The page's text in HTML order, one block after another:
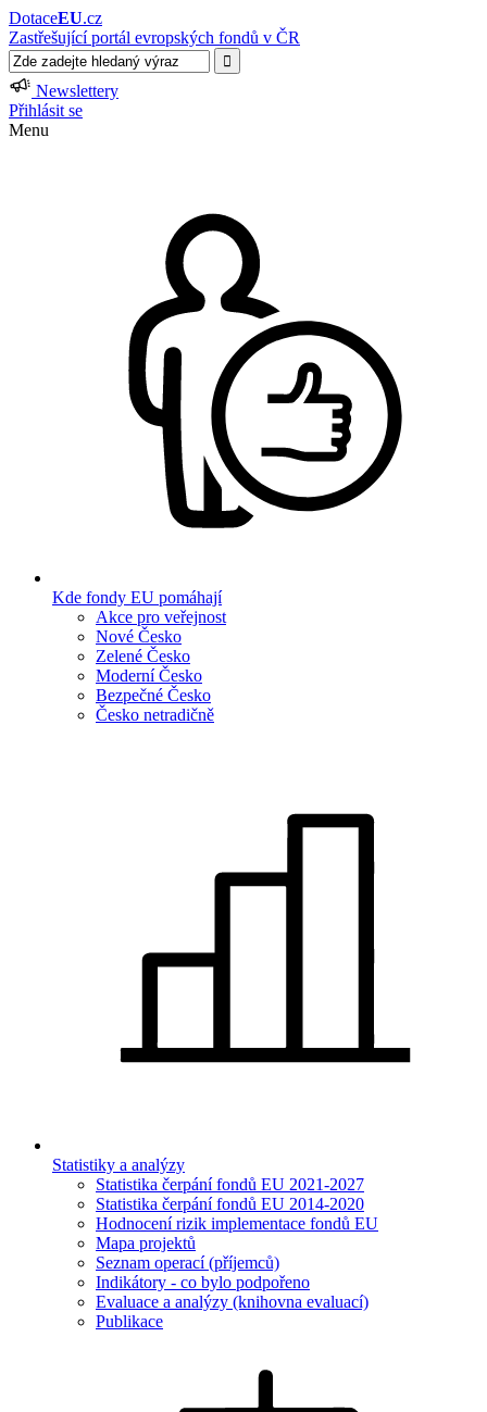
DotaceEU.cz
Zastřešující portál evropských fondů v ČR
Newslettery
Přihlásit se
Menu
Kde fondy EU pomáhají
Akce pro veřejnost
Nové Česko
Zelené Česko
Moderní Česko
Bezpečné Česko
Česko netradičně
Statistiky a analýzy
Statistika čerpání fondů EU 2021-2027
Statistika čerpání fondů EU 2014-2020
Hodnocení rizik implementace fondů EU
Mapa projektů
Seznam operací (příjemců)
Indikátory - co bylo podpořeno
Evaluace a analýzy (knihovna evaluací)
Publikace